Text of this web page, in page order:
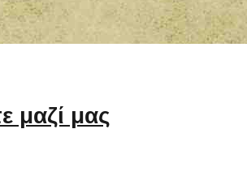
μαζί μας